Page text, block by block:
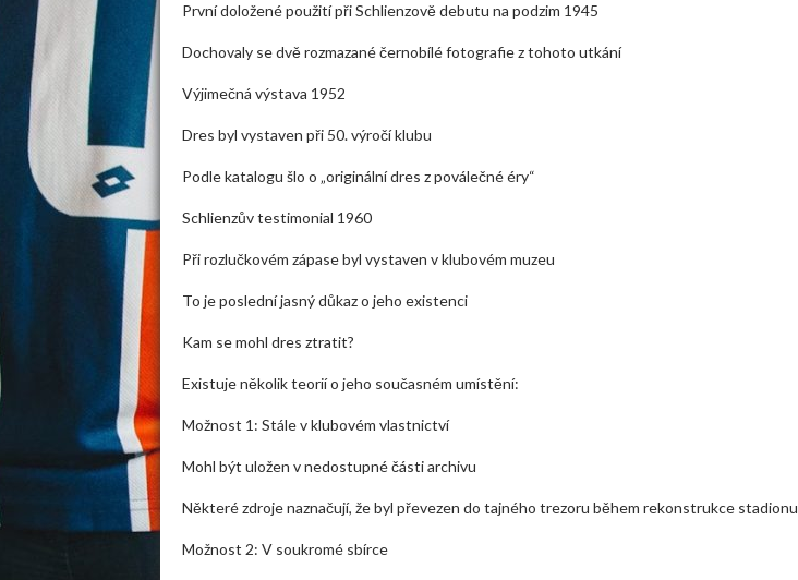
První doložené použití při Schlienzově debutu na podzim 1945
Dochovaly se dvě rozmazané černobílé fotografie z tohoto utkání
Výjimečná výstava 1952
Dres byl vystaven při 50. výročí klubu
Podle katalogu šlo o „originální dres z poválečné éry“
Schlienzův testimonial 1960
Při rozlučkovém zápase byl vystaven v klubovém muzeu
To je poslední jasný důkaz o jeho existenci
Kam se mohl dres ztratit?
Existuje několik teorií o jeho současném umístění:
Možnost 1: Stále v klubovém vlastnictví
Mohl být uložen v nedostupné části archivu
Některé zdroje naznačují, že byl převezen do tajného trezoru během rekonstrukce stadionu
Možnost 2: V soukromé sbírce